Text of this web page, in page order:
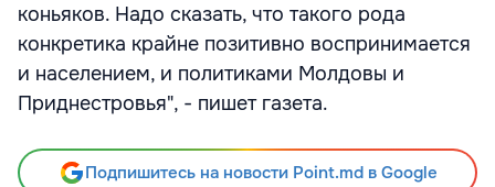
коньяков. Надо сказать, что такого рода
конкретика крайне позитивно воспринимается
и населением, и политиками Молдовы и
Приднестровья", - пишет газета.
Подпишитесь на новости Point.md в Google